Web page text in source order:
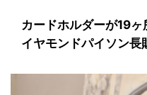
カードホルダーが19
イヤモンドパイソン長